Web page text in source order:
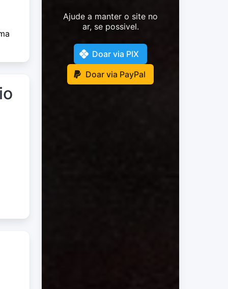
Ajude a manter o site no
ar, se possivel.
Doar via PIX
Doar via PayPal